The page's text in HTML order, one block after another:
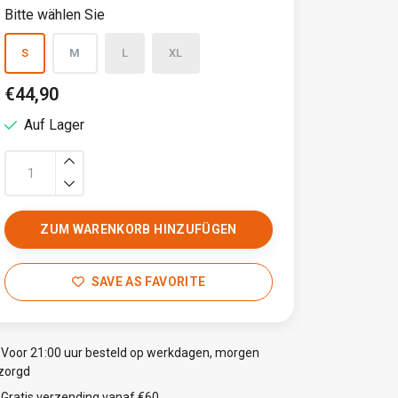
Bitte wählen Sie
S M L XL
€44,90
Auf Lager
ZUM WARENKORB HINZUFÜGEN
SAVE AS FAVORITE
Voor 21:00 uur besteld op werkdagen, morgen